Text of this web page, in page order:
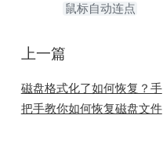
鼠标自动连点
上一篇
磁盘格式化了如何恢复？手
把手教你如何恢复磁盘文件